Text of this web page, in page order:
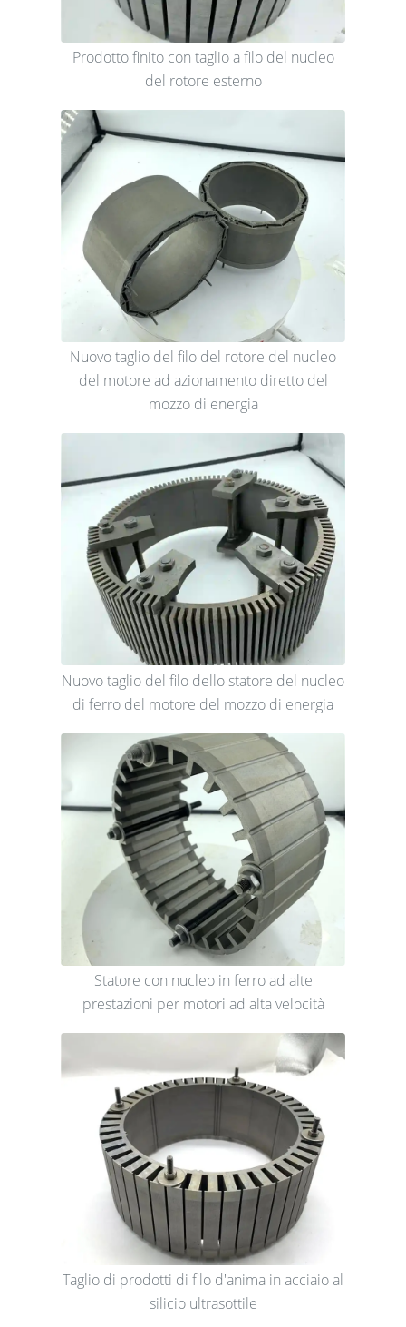
Prodotto finito con taglio a filo del nucleo
del rotore esterno
Nuovo taglio del filo del rotore del nucleo
del motore ad azionamento diretto del
mozzo di energia
Nuovo taglio del filo dello statore del nucleo
di ferro del motore del mozzo di energia
Statore con nucleo in ferro ad alte
prestazioni per motori ad alta velocità
Taglio di prodotti di filo d'anima in acciaio al
silicio ultrasottile